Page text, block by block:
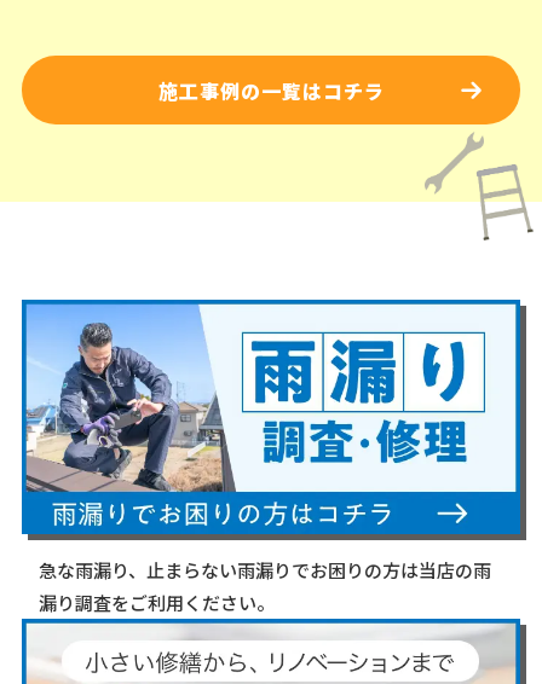
施工事例の一覧はコチラ
急な雨漏り、止まらない雨漏りでお困りの方は当店の雨
漏り調査をご利用ください。